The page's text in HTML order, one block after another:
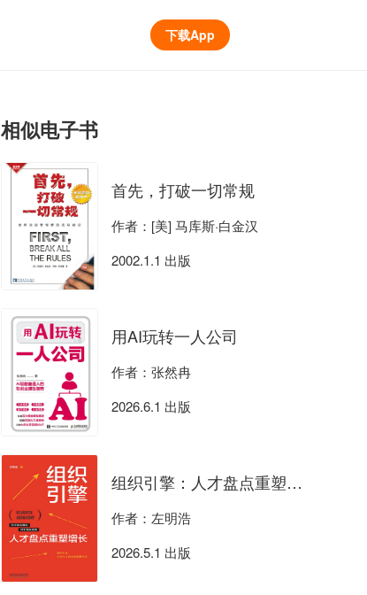
下载App
相似电子书
首先，打破一切常规
作者：[美] 马库斯·白金汉
2002.1.1 出版
用AI玩转一人公司
作者：张然冉
2026.6.1 出版
组织引擎：人才盘点重塑增长
作者：左明浩
2026.5.1 出版